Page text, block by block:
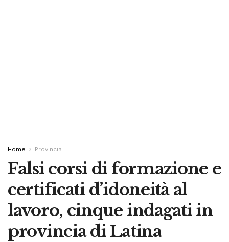
Home Provincia
Falsi corsi di formazione e
certificati d’idoneità al
lavoro, cinque indagati in
provincia di Latina